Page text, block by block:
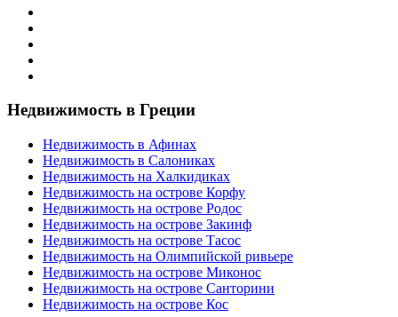
Недвижимость в Греции
Недвижимость в Афинах
Недвижимость в Салониках
Недвижимость на Халкидиках
Недвижимость на острове Корфу
Недвижимость на острове Родос
Недвижимость на острове Закинф
Недвижимость на острове Тасос
Недвижимость на Олимпийской ривьере
Недвижимость на острове Миконос
Недвижимость на острове Санторини
Недвижимость на острове Кос